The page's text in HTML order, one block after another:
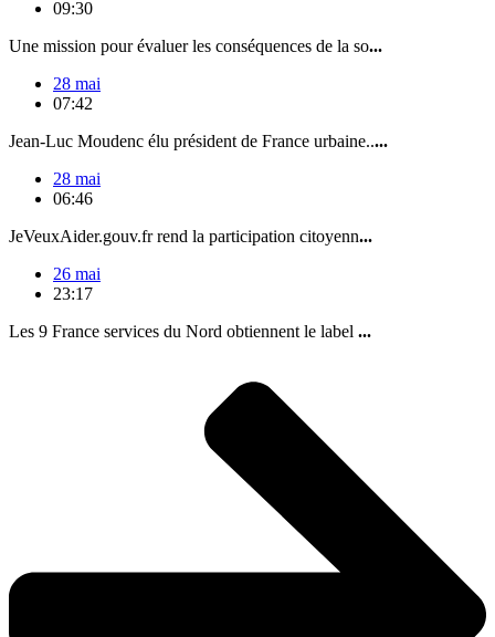
09:30
Une mission pour évaluer les conséquences de la so...
28 mai
07:42
Jean-Luc Moudenc élu président de France urbaine.....
28 mai
06:46
JeVeuxAider.gouv.fr rend la participation citoyenn...
26 mai
23:17
Les 9 France services du Nord obtiennent le label ...